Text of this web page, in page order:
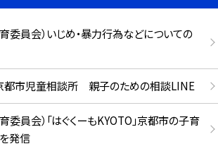
委員会）いじめ・暴力行為などについての
都市児童相談所 親子のための相談LINE
委員会）「はぐくーもKYOTO」京都市の子育
発信